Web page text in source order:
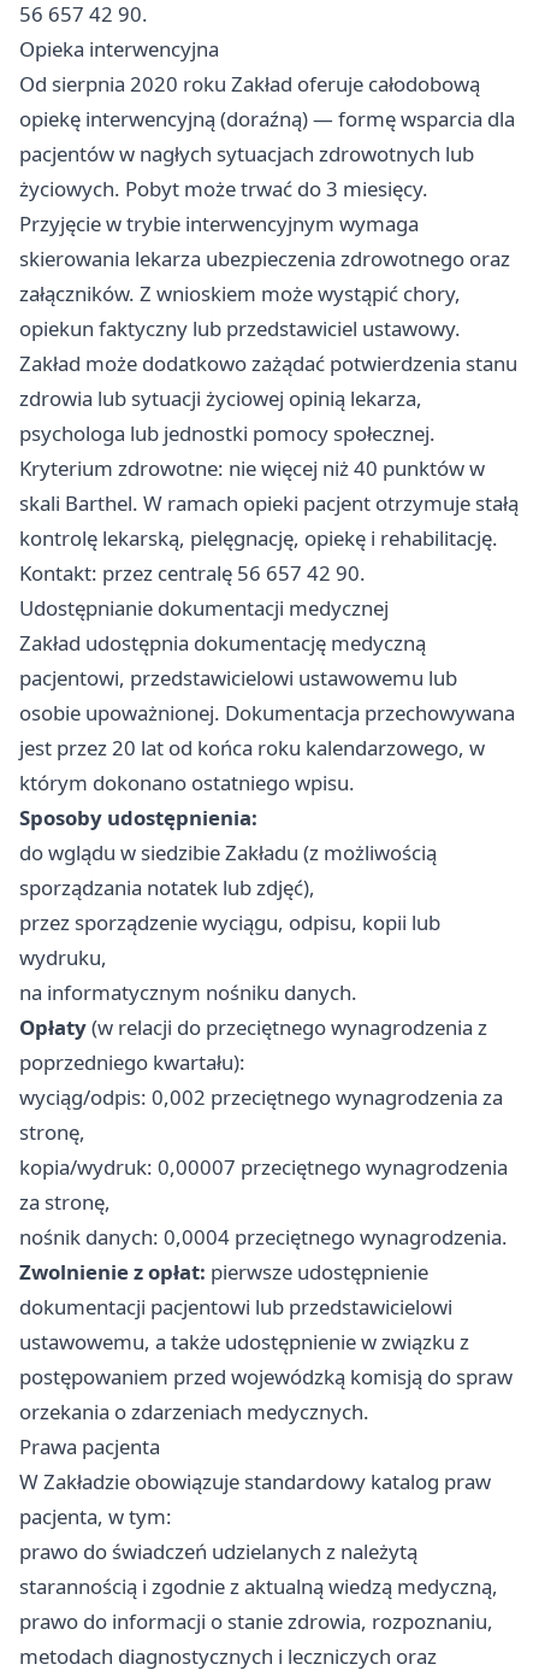
56 657 42 90.
Opieka interwencyjna
Od sierpnia 2020 roku Zakład oferuje całodobową
opiekę interwencyjną (doraźną) — formę wsparcia dla
pacjentów w nagłych sytuacjach zdrowotnych lub
życiowych. Pobyt może trwać do 3 miesięcy.
Przyjęcie w trybie interwencyjnym wymaga
skierowania lekarza ubezpieczenia zdrowotnego oraz
załączników. Z wnioskiem może wystąpić chory,
opiekun faktyczny lub przedstawiciel ustawowy.
Zakład może dodatkowo zażądać potwierdzenia stanu
zdrowia lub sytuacji życiowej opinią lekarza,
psychologa lub jednostki pomocy społecznej.
Kryterium zdrowotne: nie więcej niż 40 punktów w
skali Barthel. W ramach opieki pacjent otrzymuje stałą
kontrolę lekarską, pielęgnację, opiekę i rehabilitację.
Kontakt: przez centralę 56 657 42 90.
Udostępnianie dokumentacji medycznej
Zakład udostępnia dokumentację medyczną
pacjentowi, przedstawicielowi ustawowemu lub
osobie upoważnionej. Dokumentacja przechowywana
jest przez 20 lat od końca roku kalendarzowego, w
którym dokonano ostatniego wpisu.
Sposoby udostępnienia:
do wglądu w siedzibie Zakładu (z możliwością
sporządzania notatek lub zdjęć),
przez sporządzenie wyciągu, odpisu, kopii lub
wydruku,
na informatycznym nośniku danych.
Opłaty(w relacji do przeciętnego wynagrodzenia z
poprzedniego kwartału):
wyciąg/odpis: 0,002 przeciętnego wynagrodzenia za
stronę,
kopia/wydruk: 0,00007 przeciętnego wynagrodzenia
za stronę,
nośnik danych: 0,0004 przeciętnego wynagrodzenia.
Zwolnienie z opłat: pierwsze udostępnienie
dokumentacji pacjentowi lub przedstawicielowi
ustawowemu, a także udostępnienie w związku z
postępowaniem przed wojewódzką komisją do spraw
orzekania o zdarzeniach medycznych.
Prawa pacjenta
W Zakładzie obowiązuje standardowy katalog praw
pacjenta, w tym:
prawo do świadczeń udzielanych z należytą
starannością i zgodnie z aktualną wiedzą medyczną,
prawo do informacji o stanie zdrowia, rozpoznaniu,
metodach diagnostycznych i leczniczych oraz